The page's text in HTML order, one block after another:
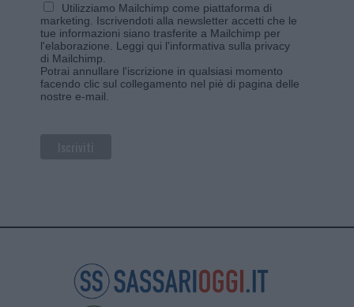
Utilizziamo Mailchimp come piattaforma di
marketing. Iscrivendoti alla newsletter accetti che le
tue informazioni siano trasferite a Mailchimp per
l'elaborazione. Leggi qui l'informativa sulla privacy
di Mailchimp
Potrai annullare l'iscrizione in qualsiasi momento
facendo clic sul collegamento nel piè di pagina delle
nostre e-mail.